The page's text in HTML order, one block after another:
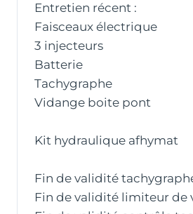
Entretien récent :
Faisceaux électrique
3 injecteurs
Batterie
Tachygraphe
Vidange boite pont
Kit hydraulique afhymat
Fin de validité
Fin de validité limiteur de